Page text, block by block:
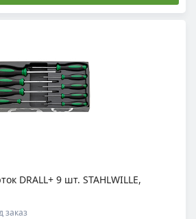
DRALL+ 9 шт. STAHLWILLE,
заказ